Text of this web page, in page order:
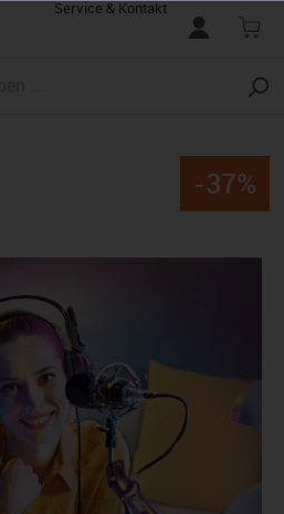
Service & Kontakt
-37%